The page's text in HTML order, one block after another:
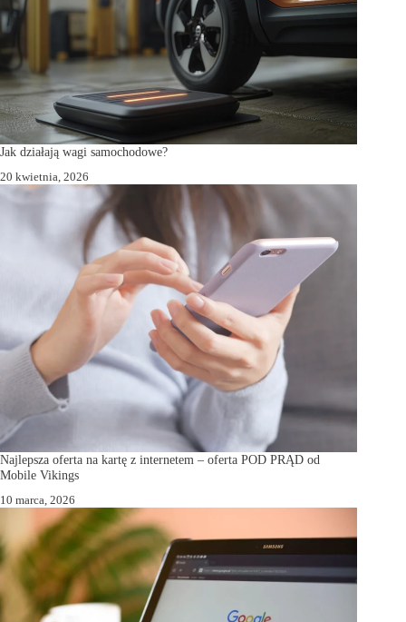
Jak działają wagi samochodowe?
20 kwietnia, 2026
Najlepsza oferta na kartę z internetem – oferta POD PRĄD od
Mobile Vikings
10 marca, 2026